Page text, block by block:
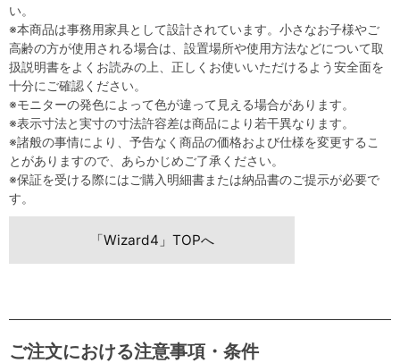
い。
※本商品は事務用家具として設計されています。小さなお子様やご
高齢の方が使用される場合は、設置場所や使用方法などについて取
扱説明書をよくお読みの上、正しくお使いいただけるよう安全面を
十分にご確認ください。
※モニターの発色によって色が違って見える場合があります。
※表示寸法と実寸の寸法許容差は商品により若干異なります。
※諸般の事情により、予告なく商品の価格および仕様を変更するこ
とがありますので、あらかじめご了承ください。
※保証を受ける際にはご購入明細書または納品書のご提示が必要で
す。
「Wizard4」TOPへ
ご注文における注意事項・条件